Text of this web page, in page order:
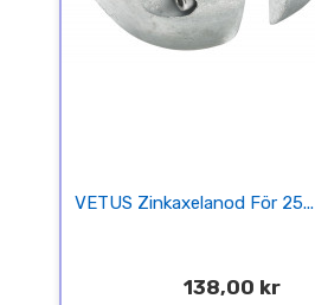
VETUS Zinkaxelanod För 25...
138,00 kr